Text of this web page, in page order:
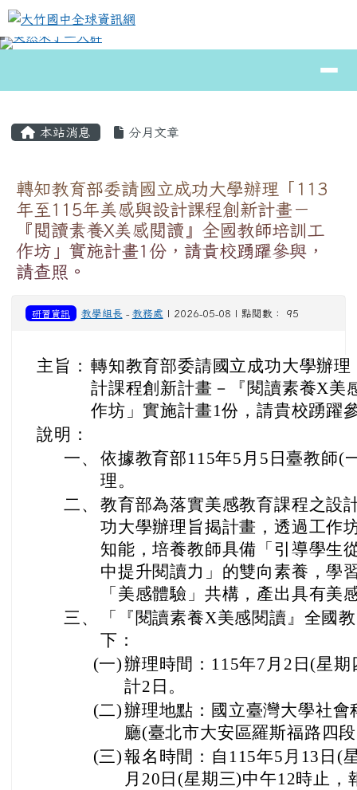
跳至主內容區
大竹國中全球資訊網
⏸
本站消息 分月文章
轉知教育部委請國立成功大學辦理「113
年至115年美感與設計課程創新計畫－
『閱讀素養X美感閱讀』全國教師培訓工
作坊」實施計畫1份，請貴校踴躍參與，
請查照。
研習資訊 教學組長 - 教務處 | 2026-05-08 | 點閱數： 95
主旨： 轉知教育部委請國立成功大學辦
計課程創新計畫－『閱讀素養X美
作坊」實施計畫1份，請貴校踴躍
說明：
一、 依據教育部115年5月5日臺教師(
理。
二、 教育部為落實美感教育課程之設
功大學辦理旨揭計畫，透過工作
知能，培養教師具備「引導學生
中提升閱讀力」的雙向素養，學
「美感體驗」共構，產出具有美
三、
「『閱讀素養X美感閱讀』全國
下：
(一)辦理時間：115年7月2日(星
計2日。
(二)辦理地點：國立臺灣大學社
廳(臺北市大安區羅斯福路四
(三)報名時間：自115年5月13日(
月20日(星期三)中午12時止